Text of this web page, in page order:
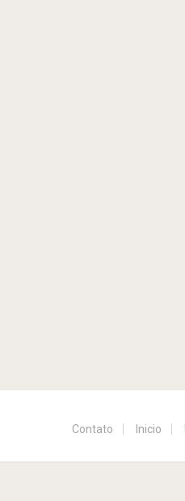
Contato Inicio